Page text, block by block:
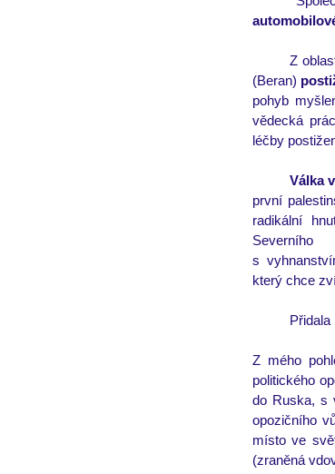
Z
(Beran)
pohyb
vědecká
léčby
Válka
první
radikální
Severního
s
který chce
Z mého
politického
do Ruska, s
opozičního
místo ve
(zraněná